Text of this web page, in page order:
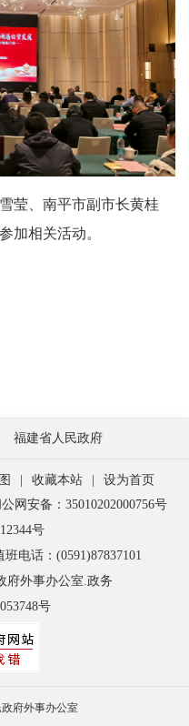
、南平市副市长黄桂
加相关活动。
福建省人民政府
收藏本站
设为首页
网安备：35010202000756号
号
班电话：(0591)87837101
府外事办公室.政务
号
府外事办公室